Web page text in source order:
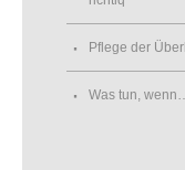
Pflege der
Was tun,